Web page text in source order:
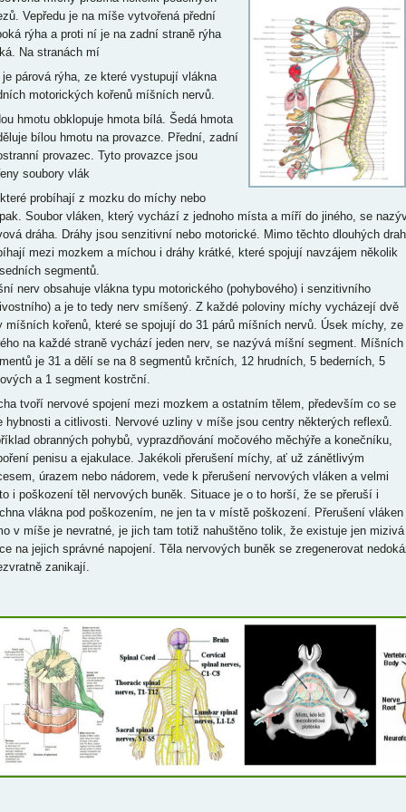
Vepředu je na míše vytvořená přední
rýha a proti ní je na zadní straně rýha
Na stranách mí
párová rýha, ze které vystupují vlákna
motorických kořenů míšních nervů.
hmotu obklopuje hmota bílá. Šedá hmota
bílou hmotu na provazce. Přední, zadní
provazec. Tyto provazce jsou
soubory vlák
probíhají z mozku do míchy nebo
Soubor vláken, který vychází z jednoho místa a míří do jiného, se
dráha. Dráhy jsou senzitivní nebo motorické. Mimo těchto dlouhých
mezi mozkem a míchou i dráhy krátké, které spojují navzájem několik
segmentů.
nerv obsahuje vlákna typu motorického (pohybového) i senzitivního
a je to tedy nerv smíšený. Z každé poloviny míchy vycházejí dvě
míšních kořenů, které se spojují do 31 párů míšních nervů. Úsek míchy, ze
na každé straně vychází jeden nerv, se nazývá míšní segment. Míšních
je 31 a dělí se na 8 segmentů krčních, 12 hrudních, 5 bederních, 5
a 1 segment kostrční.
tvoří nervové spojení mezi mozkem a ostatním tělem, především co se
hybnosti a citlivosti. Nervové uzliny v míše jsou centry některých reflexů.
obranných pohybů, vyprazdňování močového měchýře a konečníku,
penisu a ejakulace. Jakékoli přerušení míchy, ať už zánětlivým
úrazem nebo nádorem, vede k přerušení nervových vláken a velmi
i poškození těl nervových buněk. Situace je o to horší, že se přeruší i
vlákna pod poškozením, ne jen ta v místě poškození. Přerušení vláken
v míše je nevratné, je jich tam totiž nahuštěno tolik, že existuje jen mizivá
na jejich správné napojení. Těla nervových buněk se zregenerovat
zanikají.